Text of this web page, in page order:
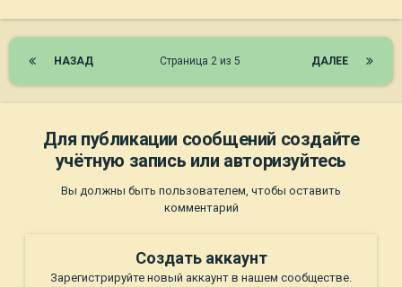
НАЗАД ДАЛЕЕ
Страница 2 из 5
Для публикации сообщений создайте
учётную запись или авторизуйтесь
Вы должны быть пользователем, чтобы оставить
комментарий
Создать аккаунт
Зарегистрируйте новый аккаунт в нашем сообществе.